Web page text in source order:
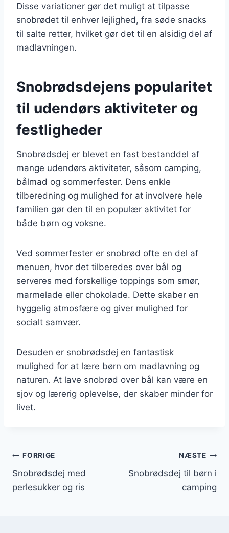
Disse variationer gør det muligt at tilpasse
snobrødet til enhver lejlighed, fra søde snacks
til salte retter, hvilket gør det til en alsidig del af
madlavningen.
Snobrødsdejens popularitet
til udendørs aktiviteter og
festligheder
Snobrødsdej er blevet en fast bestanddel af
mange udendørs aktiviteter, såsom camping,
bålmad og sommerfester. Dens enkle
tilberedning og mulighed for at involvere hele
familien gør den til en populær aktivitet for
både børn og voksne.
Ved sommerfester er snobrød ofte en del af
menuen, hvor det tilberedes over bål og
serveres med forskellige toppings som smør,
marmelade eller chokolade. Dette skaber en
hyggelig atmosfære og giver mulighed for
socialt samvær.
Desuden er snobrødsdej en fantastisk
mulighed for at lære børn om madlavning og
naturen. At lave snobrød over bål kan være en
sjov og lærerig oplevelse, der skaber minder for
livet.
Indlægsnavigation
FORRIGE
Snobrødsdej med
perlesukker og ris
NÆSTE
Snobrødsdej til børn i
camping